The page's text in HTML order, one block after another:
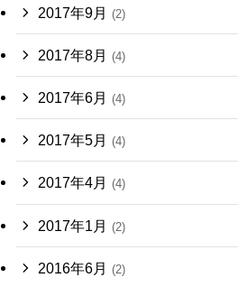
2017年9月 (2)
2017年8月 (4)
2017年6月 (4)
2017年5月 (4)
2017年4月 (4)
2017年1月 (2)
2016年6月 (2)